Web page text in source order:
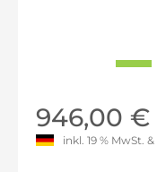
946,00 €
inkl. 19 % MwSt. &